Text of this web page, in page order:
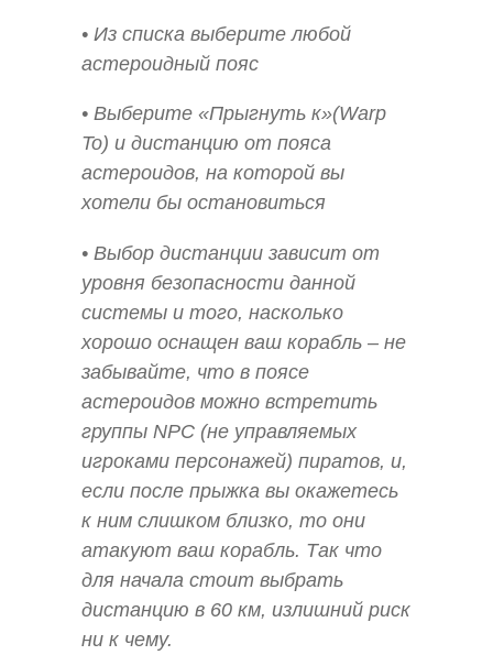
• Из списка выберите любой
астероидный пояс
• Выберите «Прыгнуть к»(Warp
To) и дистанцию от пояса
астероидов, на которой вы
хотели бы остановиться
• Выбор дистанции зависит от
уровня безопасности данной
системы и того, насколько
хорошо оснащен ваш корабль – не
забывайте, что в поясе
астероидов можно встретить
группы NPC (не управляемых
игроками персонажей) пиратов, и,
если после прыжка вы окажетесь
к ним слишком близко, то они
атакуют ваш корабль. Так что
для начала стоит выбрать
дистанцию в 60 км, излишний риск
ни к чему.